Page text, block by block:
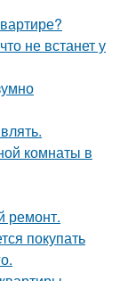
не встанет у
комнаты в
ремонт.
покупать